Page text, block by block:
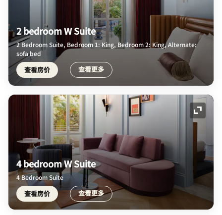
2 bedroom W Suite
2 Bedroom Suite, Bedroom 1: King, Bedroom 2: King, Alternate:
sofa bed
查看房价 查看更多
展开
4 bedroom W Suite
4 Bedroom Suite
查看房价 查看更多